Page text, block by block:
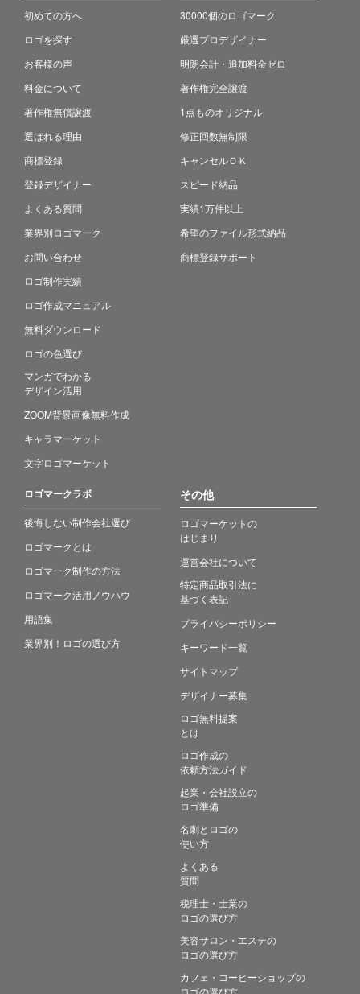
初めての方へ
ロゴを探す
お客様の声
料金について
著作権無償譲渡
選ばれる理由
商標登録
登録デザイナー
よくある質問
業界別ロゴマーク
お問い合わせ
ロゴ制作実績
ロゴ作成マニュアル
無料ダウンロード
ロゴの色選び
マンガでわかる
デザイン活用
ZOOM背景画像無料作成
キャラマーケット
文字ロゴマーケット
30000個のロゴマーク
厳選プロデザイナー
明朗会計・追加料金ゼロ
著作権完全譲渡
1点ものオリジナル
修正回数無制限
キャンセルＯＫ
スピード納品
実績1万件以上
希望のファイル形式納品
商標登録サポート
ロゴマークラボ
後悔しない制作会社選び
ロゴマークとは
ロゴマーク制作の方法
ロゴマーク活用ノウハウ
用語集
業界別！ロゴの選び方
その他
ロゴマーケットの
はじまり
運営会社について
特定商品取引法に
基づく表記
プライバシーポリシー
キーワード一覧
サイトマップ
デザイナー募集
ロゴ無料提案
とは
ロゴ作成の
依頼方法ガイド
起業・会社設立の
ロゴ準備
名刺とロゴの
使い方
よくある
質問
税理士・士業の
ロゴの選び方
美容サロン・エステの
ロゴの選び方
カフェ・コーヒーショップの
ロゴの選び方